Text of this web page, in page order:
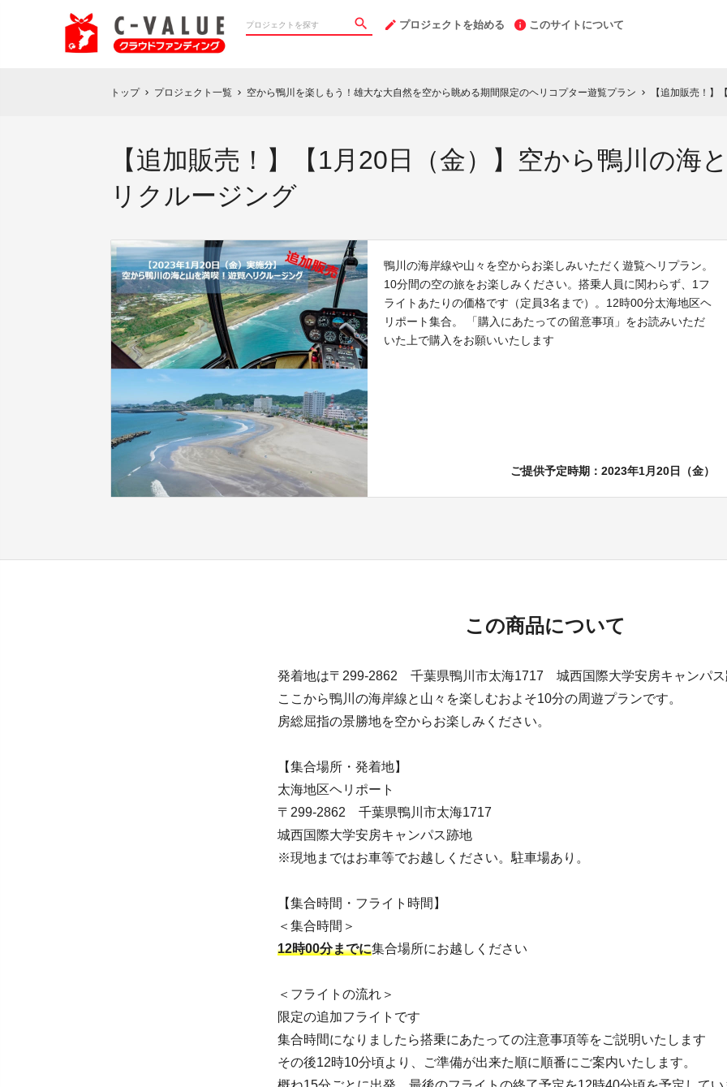
プロジェクトを始める このサイトについて
トップ chevron_right プロジェクト一覧 chevron_right 空から鴨川を楽しもう！雄大な大自然を空から眺める期間限定のヘリコプター遊覧プラン chevron_right 【追加販売！】【1
【追加販売！】【1月20日（金）】空から鴨川の海
リクルージング
鴨川の海岸線や山々を空からお楽しみいただく遊覧ヘリプラン。
10分間の空の旅をお楽しみください。搭乗人員に関わらず、1フ
ライトあたりの価格です（定員3名まで）。12時00分太海地区ヘ
リポート集合。 「購入にあたっての留意事項」をお読みいただ
いた上で購入をお願いいたします
ご提供予定時期：2023年1月20日（金）
この商品について
発着地は〒299-2862 千葉県鴨川市太海1717 城西国際大学安房キャンパス
ここから鴨川の海岸線と山々を楽しむおよそ10分の周遊プランです。
房総屈指の景勝地を空からお楽しみください。
【集合場所・発着地】
太海地区ヘリポート
〒299-2862 千葉県鴨川市太海1717
城西国際大学安房キャンパス跡地
※現地まではお車等でお越しください。駐車場あり。
【集合時間・フライト時間】
＜集合時間＞
12時00分までに集合場所にお越しください
＜フライトの流れ＞
限定の追加フライトです
集合時間になりましたら搭乗にあたっての注意事項等をご説明いたします
その後12時10分頃より、ご準備が出来た順に順番にご案内いたします。